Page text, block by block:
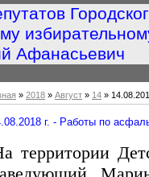
Афанасьевич
» 2018 » Август » 14 »
г. - Работы по
территории